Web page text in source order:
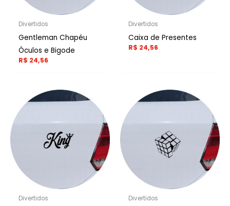
Divertidos
Gentleman Chapéu
Óculos e Bigode
R$ 24,56
Divertidos
Caixa de Presentes
R$ 24,56
Divertidos Divertidos